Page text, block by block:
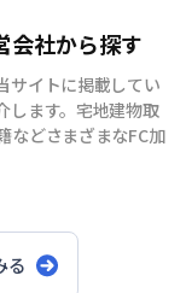
会社から探す
サイトに掲載してい
します。宅地建物取
などさまざまなFC加
る